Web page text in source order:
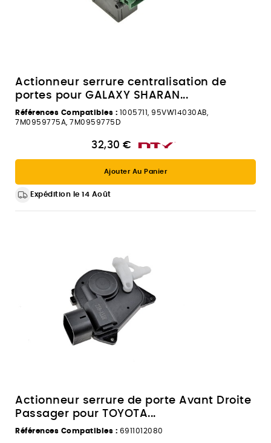
Actionneur serrure centralisation de
portes pour GALAXY SHARAN...
Références Compatibles : 1005711, 95VW14030AB,
7M0959775A, 7M0959775D
32,30 €
Ajouter Au Panier
Expédition le 14 Août
Actionneur serrure de porte Avant Droite
Passager pour TOYOTA...
Références Compatibles : 6911012080